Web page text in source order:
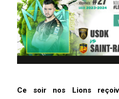
Ce soir nos Lions